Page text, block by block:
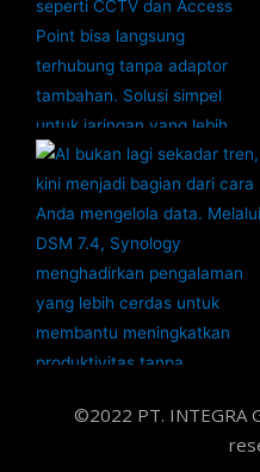
©2022 PT. INTEGRA